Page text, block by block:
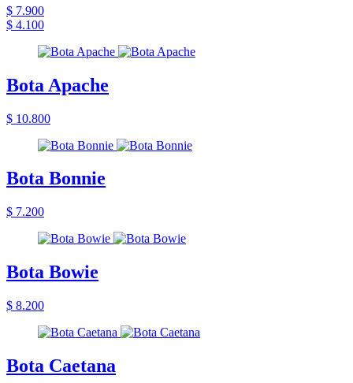
$ 7.900
$ 4.100
Bota Apache
$ 10.800
Bota Bonnie
$ 7.200
Bota Bowie
$ 8.200
Bota Caetana